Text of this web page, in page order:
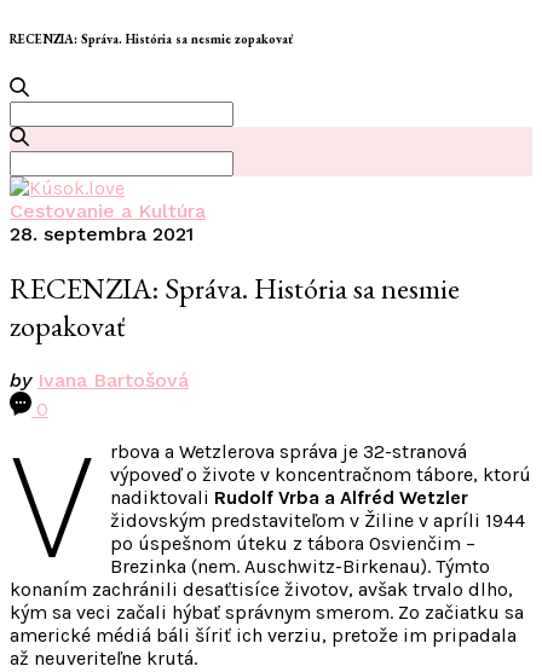
RECENZIA: Správa. História sa nesmie zopakovať
for:
for:
Cestovanie a Kultúra
28. septembra 2021
RECENZIA: Správa. História sa nesmie
zopakovať
by Ivana Bartošová
0
V
rbova a Wetzlerova správa je 32-stranová
výpoveď o živote v koncentračnom tábore, ktorú
nadiktovali Rudolf Vrba a Alfréd Wetzler
židovským predstaviteľom v Žiline v apríli 1944
po úspešnom úteku z tábora Osvienčim –
Brezinka (nem. Auschwitz-Birkenau). Týmto
konaním zachránili desaťtisíce životov, avšak trvalo dlho,
kým sa veci začali hýbať správnym smerom. Zo začiatku sa
americké médiá báli šíriť ich verziu, pretože im pripadala
až neuveriteľne krutá.